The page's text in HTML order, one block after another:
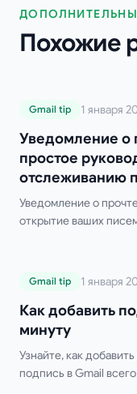
Похожие
Gmail tip 1 января
Уведомление о
простое
отслеживанию
Уведомление о
открытие ваших
Как
Gmail tip 1 января
Как добавить
минуту
Узнайте, как
подпись в Gmail